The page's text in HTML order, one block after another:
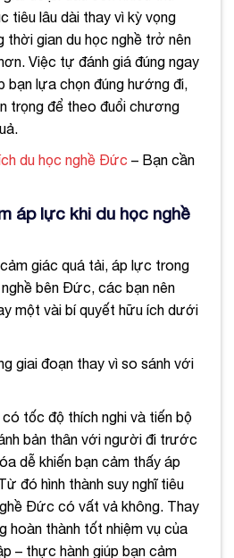
tiêu lâu dài thay vì kỳ vọng
thời gian du học nghề trở nên
Việc tự đánh giá đúng ngay
bạn lựa chọn đúng hướng đi,
trọng để theo đuổi chương
du học nghề Đức – Bạn cần
áp lực khi du học nghề
giác quá tải, áp lực trong
bên Đức, các bạn nên
một vài bí quyết hữu ích dưới
giai đoạn thay vì so sánh với
có tốc độ thích nghi và tiến bộ
bản thân với người đi trước
dễ khiến bạn cảm thấy áp
đó hình thành suy nghĩ tiêu
Đức có vất vả không. Thay
hoàn thành tốt nhiệm vụ của
– thực hành giúp bạn cảm